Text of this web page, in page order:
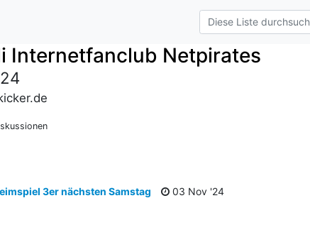
Internetfanclub Netpirates
3er nächsten Samstag
03 Nov '24